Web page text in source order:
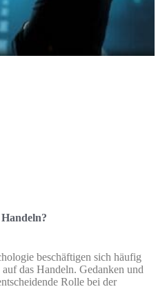
beschäftigen sich häufig
das Handeln. Gedanken und
Rolle bei der